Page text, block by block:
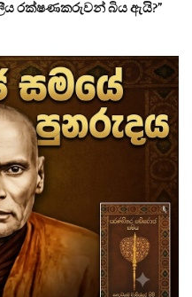
රක්ෂණකරුවන් බිය ඇයි?”